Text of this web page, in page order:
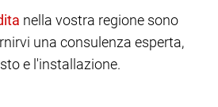
nella vostra regione sono
una consulenza esperta,
e l'installazione.